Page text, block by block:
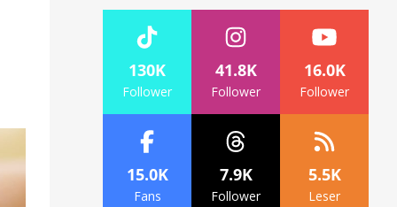
130K
Follower
41.8K
Follower
16.0K
Follower
15.0K
Fans
7.9K
Follower
5.5K
Leser